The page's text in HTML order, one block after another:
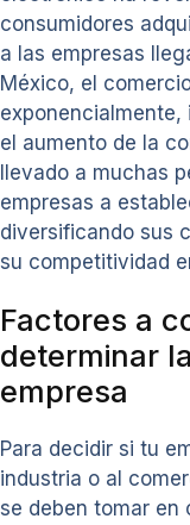
consumidores
a las empresas
México, el
exponencialmente,
el aumento de la
llevado a muchas
empresas a
diversificando sus
su competitividad
Factores a
determinar
empresa
Para decidir si tu
industria o al
se deben tomar en